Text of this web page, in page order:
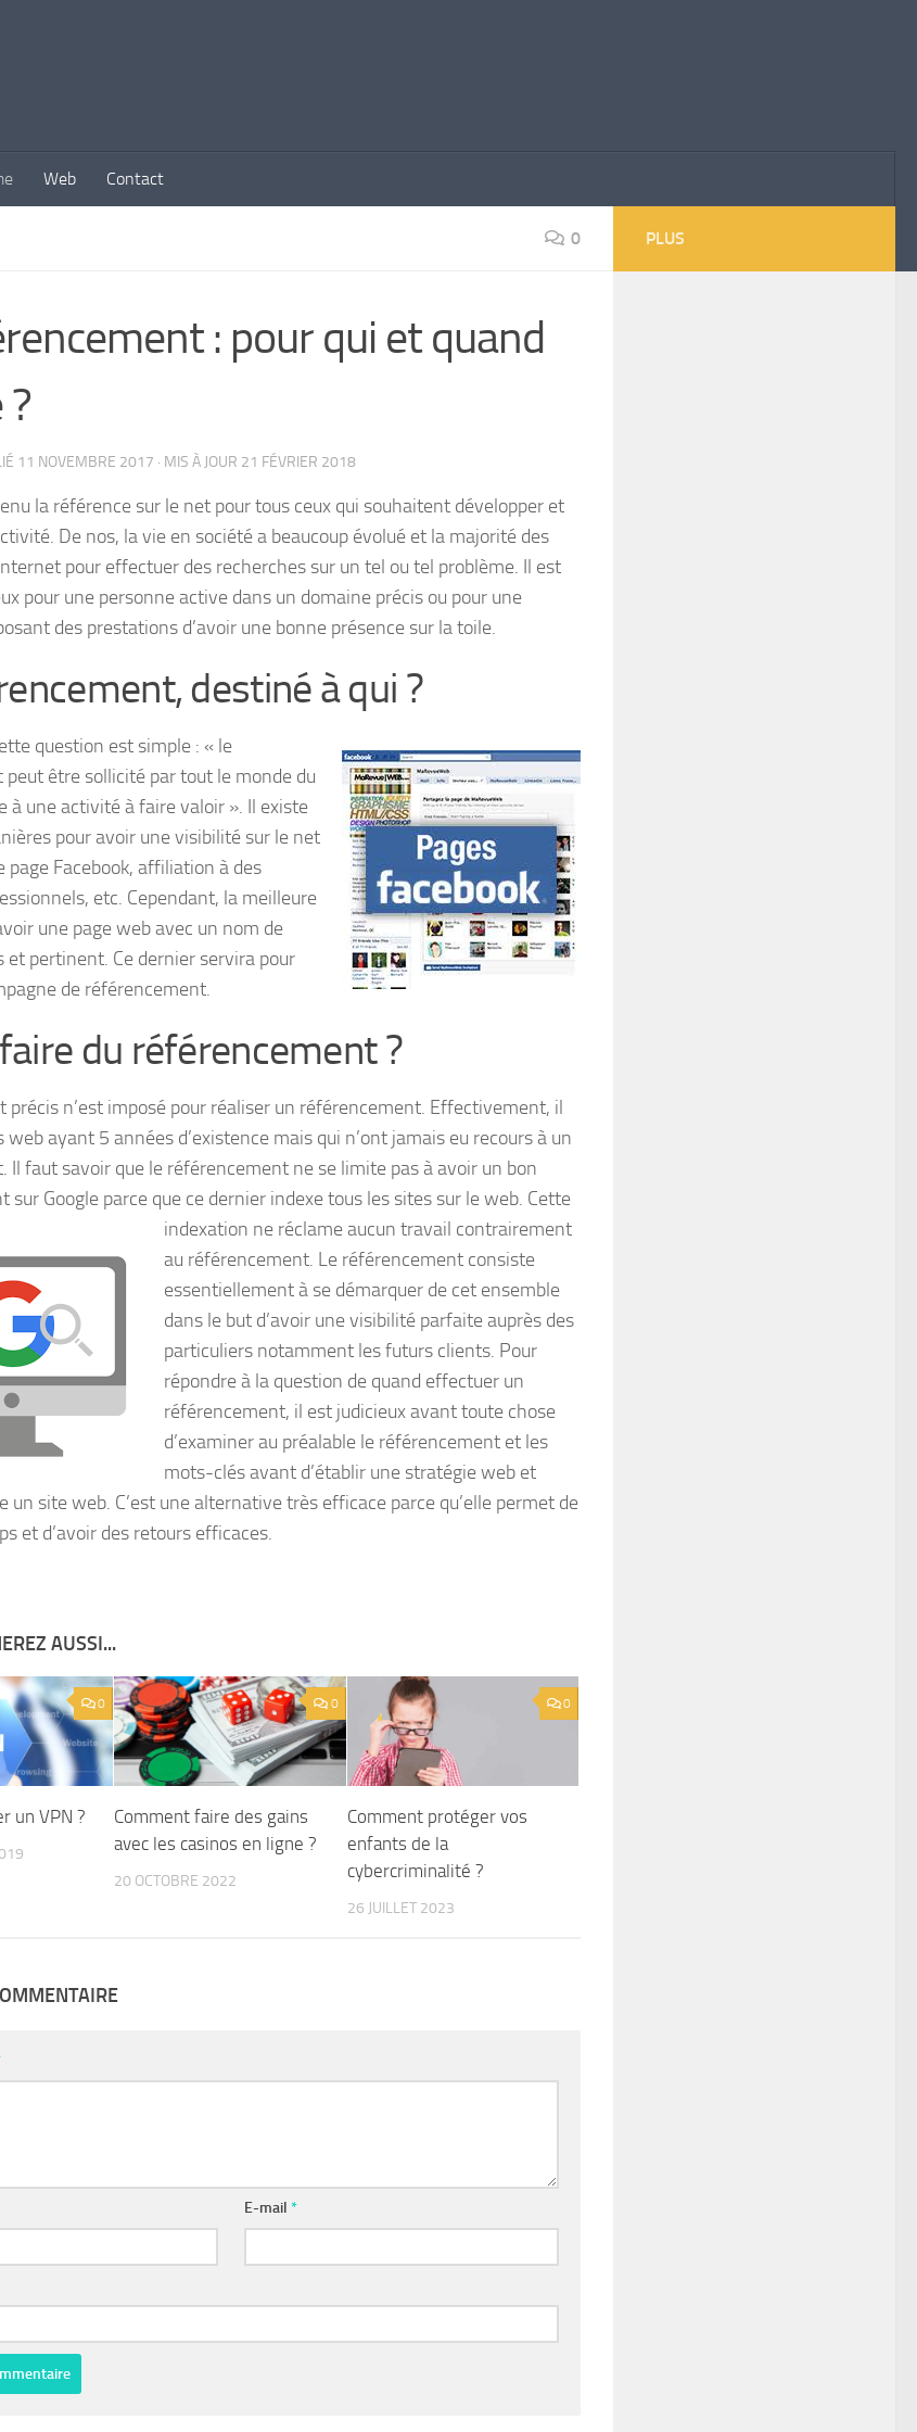
Web Contact
0
: pour qui et quand
11 NOVEMBRE 2017 · MIS À JOUR 21 FÉVRIER 2018
la référence sur le net pour tous ceux qui souhaitent développer et
De nos, la vie en société a beaucoup évolué et la majorité des
pour effectuer des recherches sur un tel ou tel problème. Il est
pour une personne active dans un domaine précis ou pour une
des prestations d’avoir une bonne présence sur la toile.
destiné à qui ?
question est simple : « le
être sollicité par tout le monde du
à une activité à faire valoir ». Il existe
pour avoir une visibilité sur le net
page Facebook, affiliation à des
etc. Cependant, la meilleure
une page web avec un nom de
et pertinent. Ce dernier servira pour
de référencement.
du référencement ?
précis n’est imposé pour réaliser un référencement. Effectivement, il
web ayant 5 années d’existence mais qui n’ont jamais eu recours à un
Il faut savoir que le référencement ne se limite pas à avoir un bon
sur Google parce que ce dernier indexe tous les sites sur le web. Cette
indexation ne réclame aucun travail contrairement
au référencement. Le référencement consiste
essentiellement à se démarquer de cet ensemble
dans le but d’avoir une visibilité parfaite auprès des
particuliers notamment les futurs clients. Pour
répondre à la question de quand effectuer un
référencement, il est judicieux avant toute chose
d’examiner au préalable le référencement et les
mots-clés avant d’établir une stratégie web et
un site web. C’est une alternative très efficace parce qu’elle permet de
et d’avoir des retours efficaces.
AUSSI...
0
un VPN ?
0
Comment faire des gains
avec les casinos en ligne ?
20 OCTOBRE 2022
0
Comment protéger vos
enfants de la
cybercriminalité ?
26 JUILLET 2023
E-mail*
PLUS